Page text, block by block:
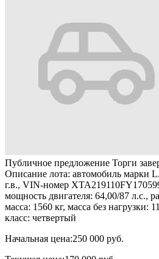
Публичное предложение Торги
Описание лота: автомобиль марки
г.в., VIN-номер
мощность двигателя: 64,00/87 л.с.,
масса: 1560 кг, масса без нагрузки:
класс: четвертый
Начальная цена:250 000 руб.